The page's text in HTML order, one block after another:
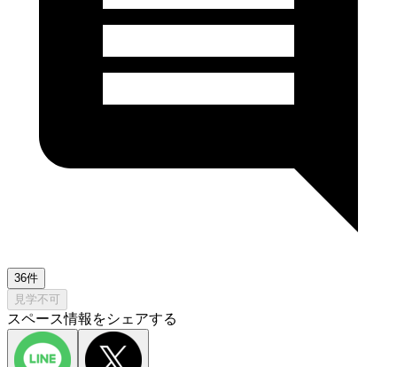
36件
見学不可
スペース情報をシェアする